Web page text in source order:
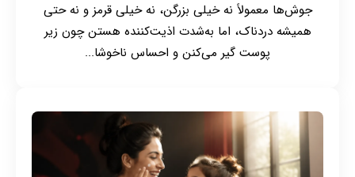
جوش‌ها معمولاً نه خیلی بزرگن، نه خیلی قرمز و نه حتی
همیشه دردناک، اما به‌شدت اذیت‌کننده هستن چون زیر
پوست گیر می‌کنن و احساس ناخوشا...